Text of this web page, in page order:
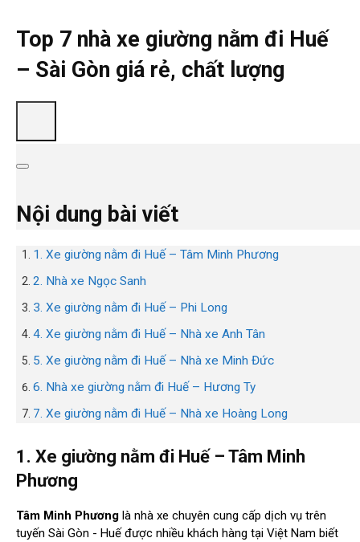
Top 7 nhà xe giường nằm đi Huế
– Sài Gòn giá rẻ, chất lượng
Nội dung bài viết
1. Xe giường nằm đi Huế – Tâm Minh Phương
2. Nhà xe Ngọc Sanh
3. Xe giường nằm đi Huế – Phi Long
4. Xe giường nằm đi Huế – Nhà xe Anh Tân
5. Xe giường nằm đi Huế – Nhà xe Minh Đức
6. Nhà xe giường nằm đi Huế – Hương Ty
7. Xe giường nằm đi Huế – Nhà xe Hoàng Long
1. Xe giường nằm đi Huế – Tâm Minh
Phương
Tâm Minh Phương là nhà xe chuyên cung cấp dịch vụ trên
tuyến Sài Gòn - Huế được nhiều khách hàng tại Việt Nam biết